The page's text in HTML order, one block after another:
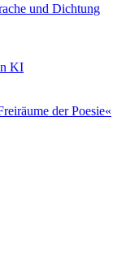
und Dichtung
KI
der Poesie«